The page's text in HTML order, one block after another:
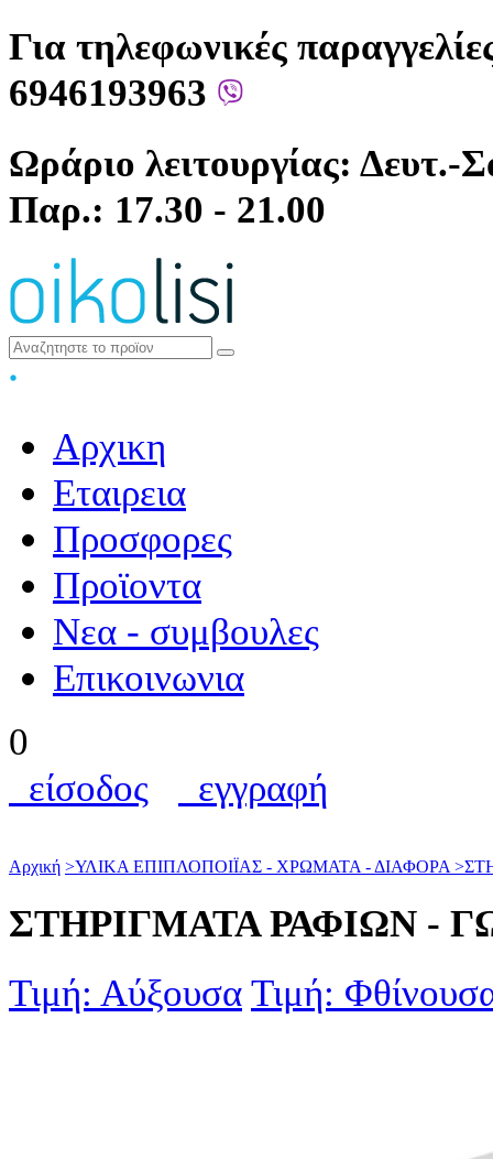
Για τηλεφωνικές
6946193963
Ωράριο λειτουργίας:
Παρ.: 17.30 - 21.00
Αρχικη
Εταιρεια
Προσφορες
Προϊοντα
Nεα - συμβουλες
Επικοινωνια
0
είσοδος
εγγραφή
Αρχική >ΥΛΙΚΑ ΕΠΙΠΛΟΠΟΙΪΑΣ - ΧΡΩΜΑΤΑ - ΔΙΑΦΟΡΑ >
ΣΤΗΡΙΓΜΑΤΑ ΡΑΦΙΩΝ -
Τιμή: Αύξουσα Τιμή: